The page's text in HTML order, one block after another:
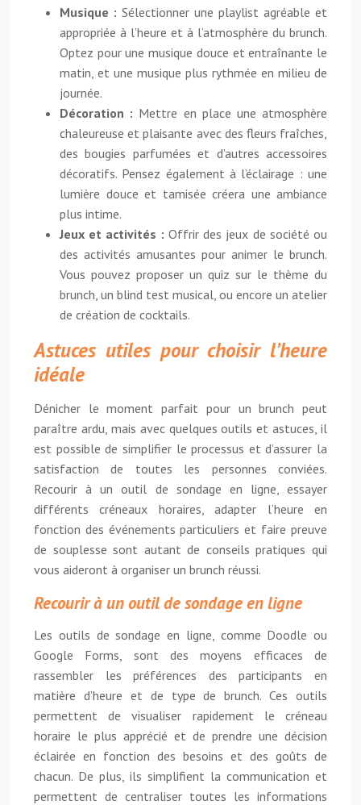
Musique : Sélectionner une playlist agréable et
appropriée à l’heure et à l’atmosphère du brunch.
Optez pour une musique douce et entraînante le
matin, et une musique plus rythmée en milieu de
journée.
Décoration : Mettre en place une atmosphère
chaleureuse et plaisante avec des fleurs fraîches,
des bougies parfumées et d’autres accessoires
décoratifs. Pensez également à l’éclairage : une
lumière douce et tamisée créera une ambiance
plus intime.
Jeux et activités : Offrir des jeux de société ou
des activités amusantes pour animer le brunch.
Vous pouvez proposer un quiz sur le thème du
brunch, un blind test musical, ou encore un atelier
de création de cocktails.
Astuces utiles pour choisir l’heure
idéale
Dénicher le moment parfait pour un brunch peut
paraître ardu, mais avec quelques outils et astuces, il
est possible de simplifier le processus et d’assurer la
satisfaction de toutes les personnes conviées.
Recourir à un outil de sondage en ligne, essayer
différents créneaux horaires, adapter l’heure en
fonction des événements particuliers et faire preuve
de souplesse sont autant de conseils pratiques qui
vous aideront à organiser un brunch réussi.
Recourir à un outil de sondage en ligne
Les outils de sondage en ligne, comme Doodle ou
Google Forms, sont des moyens efficaces de
rassembler les préférences des participants en
matière d’heure et de type de brunch. Ces outils
permettent de visualiser rapidement le créneau
horaire le plus apprécié et de prendre une décision
éclairée en fonction des besoins et des goûts de
chacun. De plus, ils simplifient la communication et
permettent de centraliser toutes les informations